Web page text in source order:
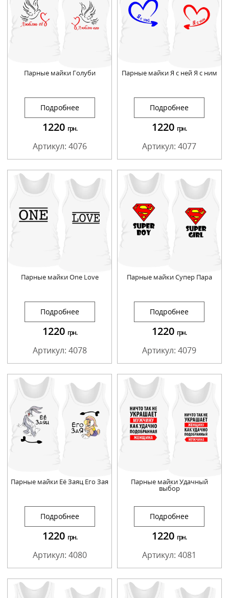
Парные майки Голуби
Подробнее
1220 грн.
Артикул: 4076
Парные майки Я с ней Я с ним
Подробнее
1220 грн.
Артикул: 4077
Парные майки One Love
Подробнее
1220 грн.
Артикул: 4078
Парные майки Супер Пара
Подробнее
1220 грн.
Артикул: 4079
Парные майки Её Заяц Его Зая
Подробнее
1220 грн.
Артикул: 4080
Парные майки Удачный
выбор
Подробнее
1220 грн.
Артикул: 4081